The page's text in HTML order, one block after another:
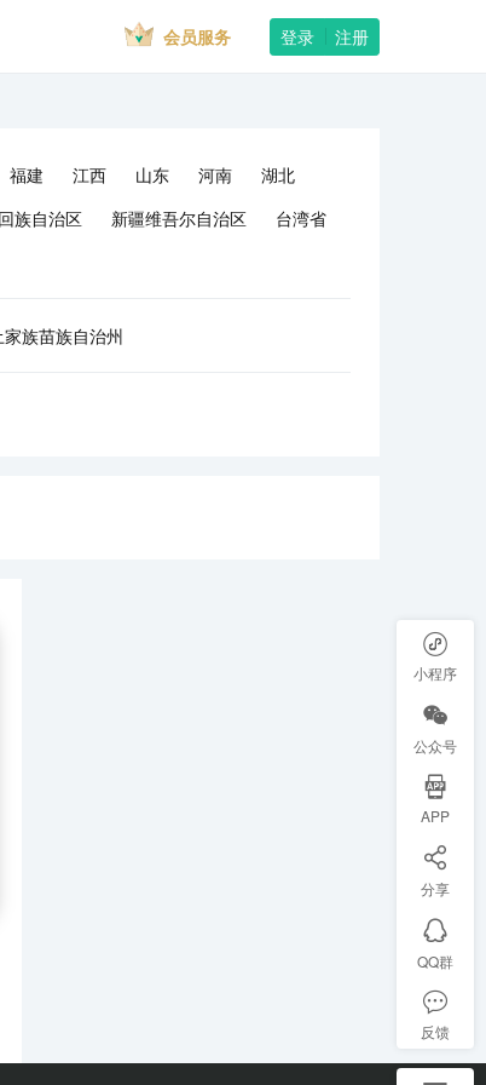
会员服务 登录 注册
福建 江西 山东 河南
湖北
族自治区 新疆维吾尔自治区
台湾省
族苗族自治州
小程序
公众号
APP
分享
QQ群
反馈